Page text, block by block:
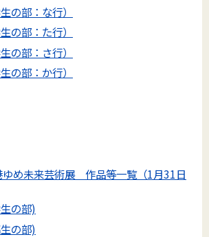
の部：な行）
の部：た行）
の部：さ行）
の部：か行）
ゆめ未来芸術展 作品等一覧（1月31日
の部)
の部)